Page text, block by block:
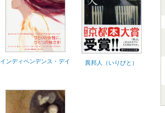
インディペンデンス・デイ 異邦人（いりびと）